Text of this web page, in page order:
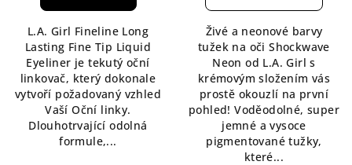
L.A. Girl Fineline Long
Lasting Fine Tip Liquid
Eyeliner je tekutý oční
linkovač, který dokonale
vytvoří požadovaný vzhled
Vaší Oční linky.
Dlouhotrvající odolná
formule,...
z
5
hvězdiček.
Živé a neonové barvy
tužek na oči Shockwave
Neon od L.A. Girl s
krémovým složením vás
prostě okouzlí na první
pohled! Voděodolné, super
jemné a vysoce
pigmentované tužky,
které...